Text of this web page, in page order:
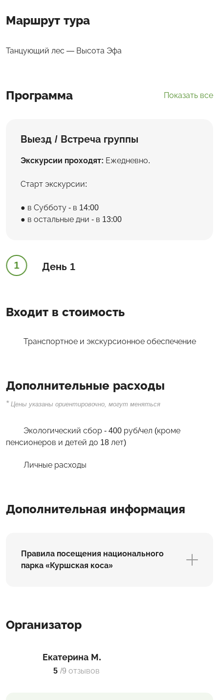
Маршрут тура
Танцующий лес — Высота Эфа
Программа Показать все
Выезд / Встреча группы
Экскурсии проходят: Ежедневно.
Старт экскурсии:
в Субботу - в 14:00
в остальные дни - в 13:00
1 День 1
Входит в стоимость
Транспортное и экскурсионное обеспечение
Дополнительные расходы
* Цены указаны ориентировочно, могут меняться
Экологический сбор - 400 руб/чел (кроме
пенсионеров и детей до 18 лет)
Личные расходы
Дополнительная информация
Правила посещения национального
парка «Куршская коса»
Организатор
Екатерина М.
5 /9 отзывов